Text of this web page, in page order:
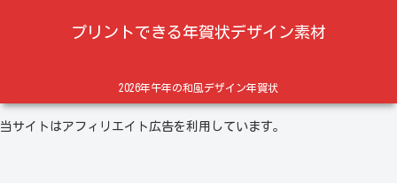
プリントできる年賀状デザイン素材
2026年午年の和風デザイン年賀状
当サイトはアフィリエイト広告を利用しています。